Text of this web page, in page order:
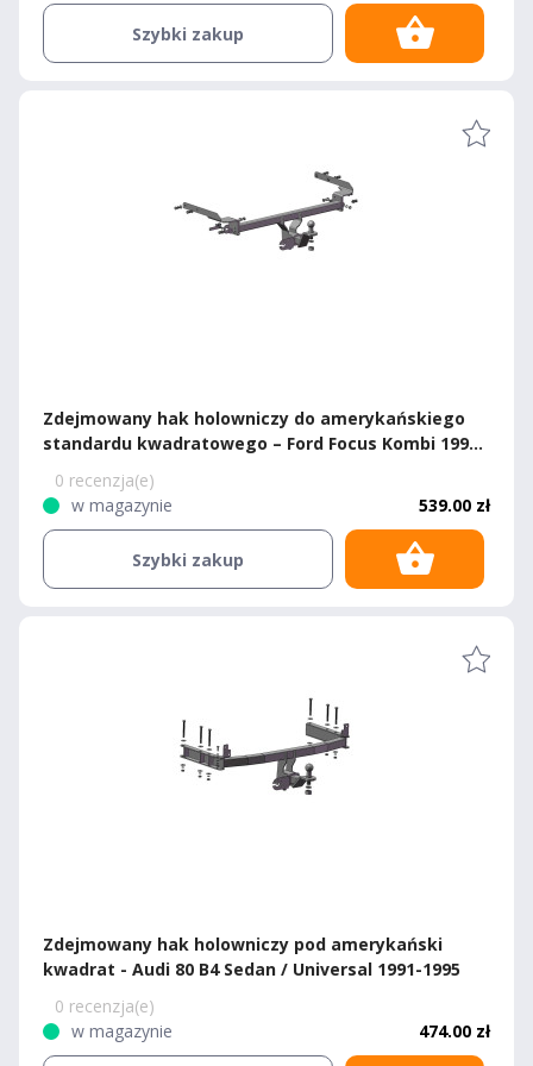
Szybki zakup
Zdejmowany hak holowniczy do amerykańskiego
standardu kwadratowego – Ford Focus Kombi 1998–
0 recenzja(e)
w magazynie
539.00 zł
Szybki zakup
Zdejmowany hak holowniczy pod amerykański
kwadrat - Audi 80 B4 Sedan / Universal 1991-1995
0 recenzja(e)
w magazynie
474.00 zł